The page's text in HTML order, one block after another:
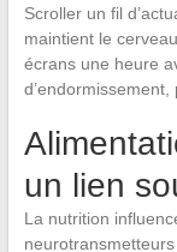
Scroller un fil
maintient le
écrans une heure
un lien
La nutrition